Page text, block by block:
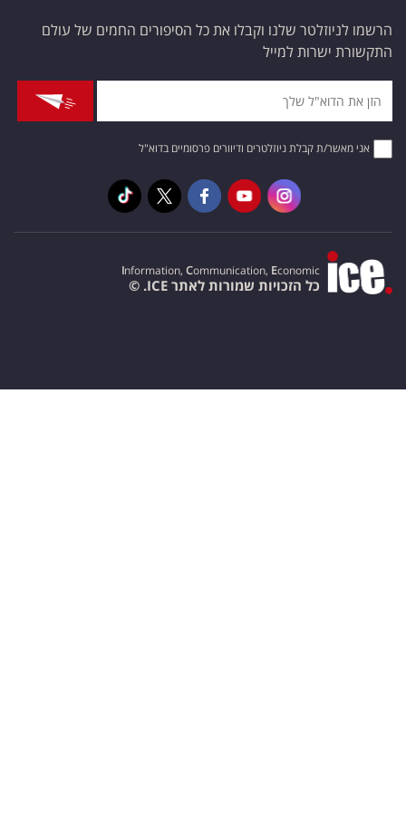
הרשמו לניוזלטר שלנו וקבלו את כל הסיפורים החמים של עולם
התקשורת ישרות למייל
אני מאשר/ת קבלת ניוזלטרים ודיוורים פרסומיים בדוא"ל
Information, Communication, Economic
כל הזכויות שמורות לאתר ICE. ©